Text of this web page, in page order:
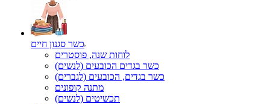
כשר סגנון חיים
לוחות שנה, פוסטרים
כשר בגדים הכובעים (לנשים)
כשר בגדים, הכובעים (לגברים)
מתנה קופונים
תכשיטים (לנשים)